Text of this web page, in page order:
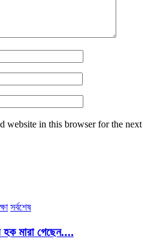
website in this browser for the next
সর্বশেষ
মারা গেছেন….